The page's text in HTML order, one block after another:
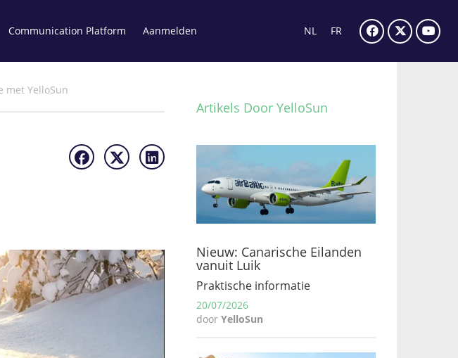
Communication Platform Aanmelden NL FR
met YelloSun
Artikels Door YelloSun
Nieuw: Canarische Eilanden
vanuit Luik
Praktische informatie
20/07/2026
door YelloSun